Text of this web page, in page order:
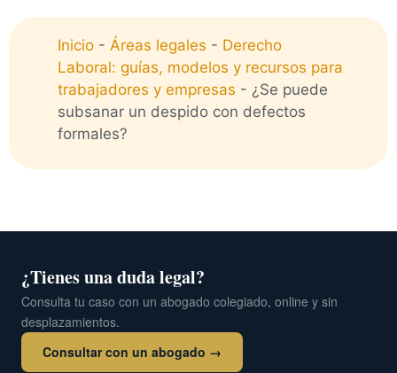
Inicio - Áreas legales - Derecho
Laboral: guías, modelos y recursos para
trabajadores y empresas - ¿Se puede
subsanar un despido con defectos
formales?
¿Tienes una duda legal?
Consulta tu caso con un abogado colegiado, online y sin
desplazamientos.
Consultar con un abogado →